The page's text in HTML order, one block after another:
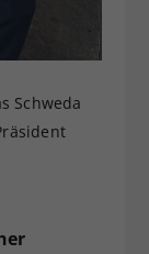
Schweda